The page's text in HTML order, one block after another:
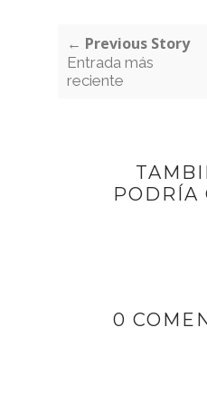
← Previous Story
Entrada más
reciente
PODRÍA
0